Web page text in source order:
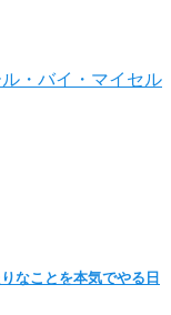
・バイ・マイセル
なことを本気でやる日